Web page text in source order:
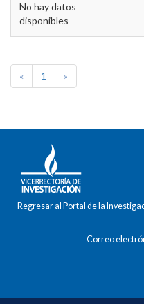
No hay datos
disponibles
« 1 »
Regresar al Portal de la
Correo